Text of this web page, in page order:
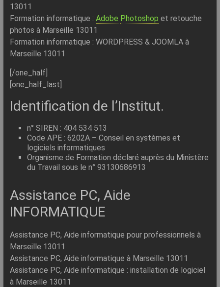
13011
Formation informatique : Adobe Photoshop et retouche
photos à Marseille 13011
Formation informatique : WORDPRESS & JOOMLA à
Marseille 13011
[/one_half]
[one_half_last]
Identification de l’Institut.
n° SIREN : 404 534 513
Code APE : 6202A – Conseil en systèmes et
logiciels informatiques
Organisme de Formation déclaré auprès du Ministère
du Travail sous le n° 93130686913
Assistance PC, Aide
INFORMATIQUE
Assistance PC, Aide informatique pour professionnels à
Marseille 13011
Assistance PC, Aide informatique à Marseille 13011
Assistance PC, Aide informatique : installation de logiciel
à Marseille 13011